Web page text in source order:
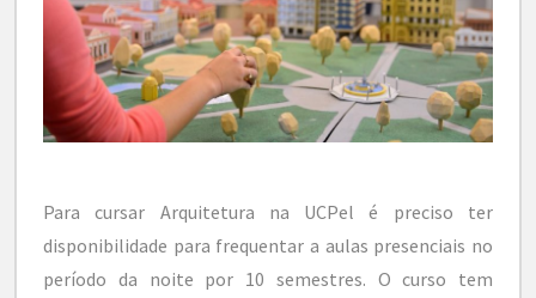
Para cursar Arquitetura na UCPel é preciso ter
disponibilidade para frequentar a aulas presenciais no
período da noite por 10 semestres. O curso tem